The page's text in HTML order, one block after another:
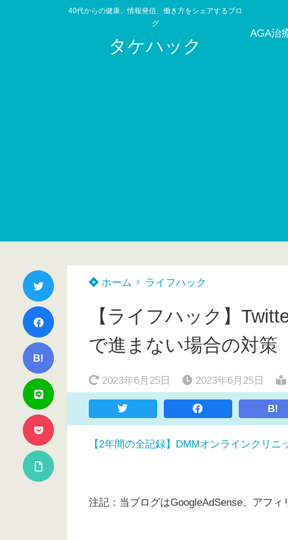
40代からの健康、情報発信、働き方をシェアするブロ
グ
タケハック
AGA治
B!
ホーム ライフハック
【ライフハック】
で進まない場合の対策
2023年6月25日 2023年6月25日
B!
【2年間の全記録】DMMオンラインクリ
注記：当ブログはGoogleAdSense、アフィ